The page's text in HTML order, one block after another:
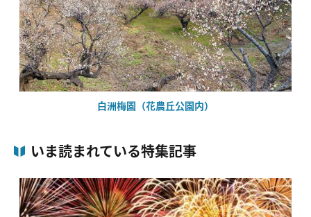
白洲梅園（花農丘公園内）
いま読まれている特集記事